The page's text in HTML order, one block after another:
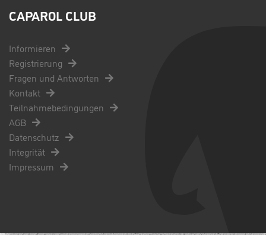
CAPAROL CLUB
Informieren
Registrierung
Fragen und Antworten
Kontakt
Teilnahmebedingungen
AGB
Datenschutz
Integrität
Impressum